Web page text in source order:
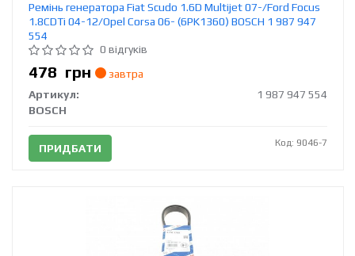
Ремінь генератора Fiat Scudo 1.6D Multijet 07-/Ford Focus
1.8CDTi 04-12/Opel Corsa 06- (6PK1360) BOSCH 1 987 947
554
0 відгуків
478 грн
завтра
Артикул:
1 987 947 554
BOSCH
ПРИДБАТИ Код: 9046-7